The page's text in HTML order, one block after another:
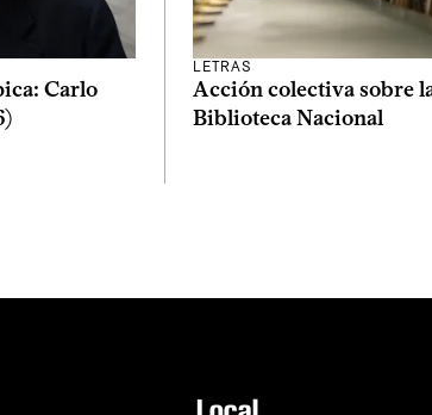
Carlo
LETRAS
Acción colectiva sobre
Biblioteca Nacional